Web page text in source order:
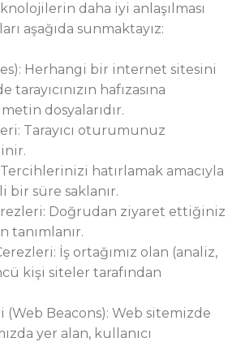
daha iyi anlaşılması
aşağıda sunmaktayız:
Herhangi bir internet sitesini
hafızasına
dosyalarıdır.
Tarayıcı oturumunuz
Tercihlerinizi hatırlamak amacıyla
bir süre saklanır.
Doğrudan ziyaret ettiğiniz
tanımlanır.
İş ortağımız olan (analiz,
kişi siteler tarafından
(Web Beacons): Web sitemizde
yer alan, kullanıcı